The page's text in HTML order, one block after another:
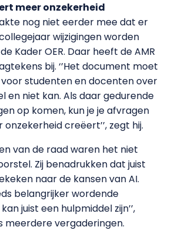
meer onzekerheid
nog niet eerder mee dat er
wijzigingen worden
Kader OER. Daar heeft de AMR
bij. ‘’Het document moet
studenten en docenten over
en niet kan. Als daar gedurende
op komen, kun je je afvragen
creëert’’, zegt hij.
van de raad waren het niet
Zij benadrukken dat juist
naar de kansen van AI.
belangrijker wordende
juist een hulpmiddel zijn’’,
meerdere vergaderingen.